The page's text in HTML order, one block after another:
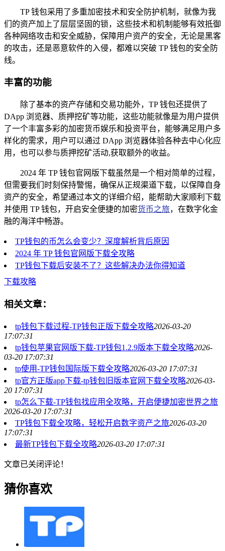
TP 钱包采用了多重加密技术和安全防护机制，就像为我
们的资产加上了层层坚固的锁，这些技术和机制能够有效抵御
各种网络攻击和安全威胁，保障用户资产的安全，无论是黑客
的攻击，还是恶意软件的入侵，都难以突破 TP 钱包的安全防
线。
丰富的功能
除了基本的资产存储和交易功能外，TP 钱包还提供了
DApp 浏览器、质押挖矿等功能，这些功能就像是为用户提供
了一个丰富多彩的加密货币娱乐和投资平台，能够满足用户多
样化的需求，用户可以通过 DApp 浏览器体验各种去中心化应
用，也可以参与质押挖矿活动,获取额外的收益。
2024 年 TP 钱包官网版下载虽然是一个相对简单的过程，
但需要我们时刻保持警惕，确保从正规渠道下载，以保障自身
资产的安全，希望通过本文的详细介绍，能帮助大家顺利下载
并使用 TP 钱包，开启安全便捷的加密货币之旅，在数字化金
融的海洋中畅游。
TP钱包的币怎么会变少？深度解析背后原因
2024 年 TP 钱包官网版下载全攻略
TP钱包下载后安装不了？这些解决办法你得知道
下载攻略
相关文章：
tp钱包下载过程-TP钱包正版下载全攻略2026-03-20
17:07:31
tp钱包苹果官网版下载-TP钱包1.2.9版本下载全攻略2026-
03-20 17:07:31
tp使用-TP钱包国际版下载全攻略2026-03-20 17:07:31
tp官方正版app下载-tp钱包旧版本官网下载全攻略2026-03-
20 17:07:31
tp怎么下载-TP钱包找应用全攻略，开启便捷加密世界之旅
2026-03-20 17:07:31
TP钱包下载全攻略，轻松开启数字资产之旅2026-03-20
17:07:31
最新TP钱包下载全攻略2026-03-20 17:07:31
文章已关闭评论！
猜你喜欢